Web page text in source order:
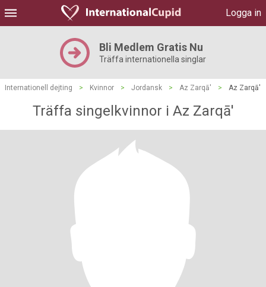
Logga in
Bli Medlem Gratis Nu
Träffa internationella singlar
Internationell dejting > Kvinnor > Jordansk > Az Zarqā' > Az Zarqā'
Träffa singelkvinnor i Az Zarqā'